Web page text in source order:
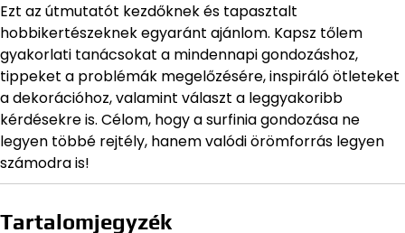
Ezt az útmutatót kezdőknek és tapasztalt
hobbikertészeknek egyaránt ajánlom. Kapsz tőlem
gyakorlati tanácsokat a mindennapi gondozáshoz,
tippeket a problémák megelőzésére, inspiráló ötleteket
a dekorációhoz, valamint választ a leggyakoribb
kérdésekre is. Célom, hogy a surfinia gondozása ne
legyen többé rejtély, hanem valódi örömforrás legyen
számodra is!
Tartalomjegyzék